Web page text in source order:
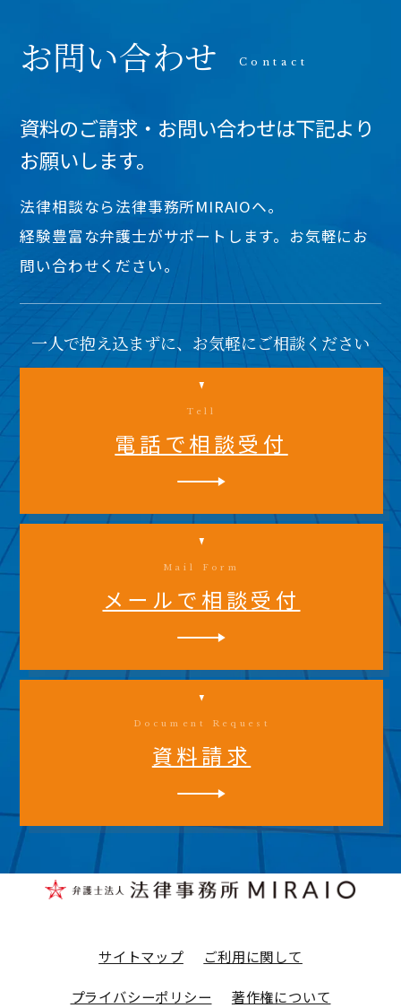
お問い合わせ
資料のご請求・お問い合わせは下記より
お願いします。
法律相談なら法律事務所MIRAIOヘ。
経験豊富な弁護士がサポートします。お気軽にお
問い合わせください。
一人で抱え込まずに、お気軽にご相談ください
Tell
電話で相談受付
Mail Form
メールで相談受付
Document Request
資料請求
サイトマップ ご利用に関して
プライバシーポリシー 著作権について